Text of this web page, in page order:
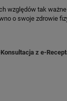
względów tak
o swoje zdrowie
z e-